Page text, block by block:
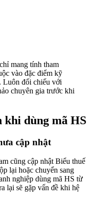
mang tính tham
vào đặc điểm kỹ
Luôn đối chiếu với
chuyên gia trước khi
khi dùng mã HS
cập nhật
cũng cập nhật Biểu thuế
lại hoặc chuyển sang
nghiệp dùng mã HS từ
lại sẽ gặp vấn đề khi hệ